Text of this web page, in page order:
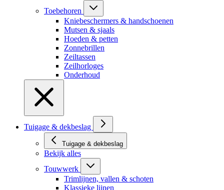
Toebehoren
Kniebeschermers & handschoenen
Mutsen & sjaals
Hoeden & petten
Zonnebrillen
Zeiltassen
Zeilhorloges
Onderhoud
Tuigage & dekbeslag
Tuigage & dekbeslag
Bekijk alles
Touwwerk
Trimlijnen, vallen & schoten
Klassieke lijnen